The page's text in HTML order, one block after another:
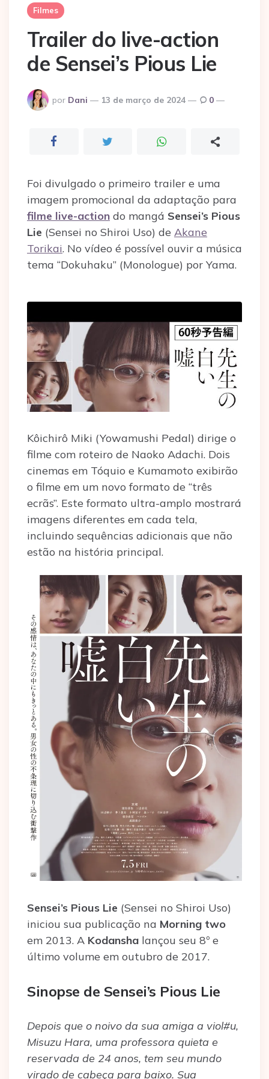
Filmes
Trailer do live-action
de Sensei’s Pious Lie
Postado
por
por Dani 13 de março de 2024 0
Foi divulgado o primeiro trailer e uma
imagem promocional da adaptação para
filme live-action do mangá Sensei’s Pious
Lie (Sensei no Shiroi Uso) de Akane
Torikai. No vídeo é possível ouvir a música
tema “Dokuhaku” (Monologue) por Yama.
Kôichirô Miki (Yowamushi Pedal) dirige o
filme com roteiro de Naoko Adachi. Dois
cinemas em Tóquio e Kumamoto exibirão
o filme em um novo formato de “três
ecrãs”. Este formato ultra-amplo mostrará
imagens diferentes em cada tela,
incluindo sequências adicionais que não
estão na história principal.
Sensei’s Pious Lie (Sensei no Shiroi Uso)
iniciou sua publicação na Morning two
em 2013. A Kodansha lançou seu 8º e
último volume em outubro de 2017.
Sinopse de Sensei’s Pious Lie
Depois que o noivo da sua amiga a viol#u,
Misuzu Hara, uma professora quieta e
reservada de 24 anos, tem seu mundo
virado de cabeça para baixo. Sua